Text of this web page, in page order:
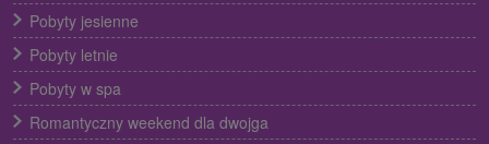
Pobyty jesienne
Pobyty letnie
Pobyty w spa
Romantyczny weekend dla dwojga